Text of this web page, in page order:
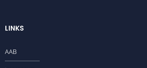
LINKS
AAB